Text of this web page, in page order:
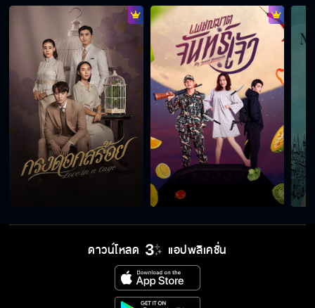
ดาวน์โหลด แอปพลิเคชั่น